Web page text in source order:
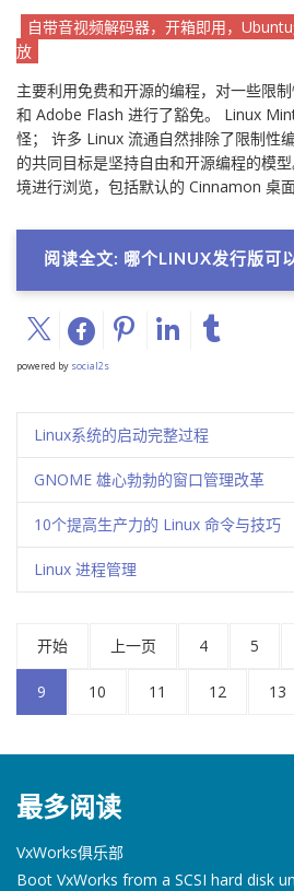
自带音视频解码器，开箱即用，
放
主要利用免费和开源的编程，对一些限
和 Adobe Flash 进行了豁免。 Linux
怪； 许多 Linux 流通自然排除了限制性
的共同目标是坚持自由和开源编程的模
境进行浏览，包括默认的 Cinnamon 桌
阅读全文: 哪个LINUX发行版可
powered by social2s
Linux系统的启动完整过程
GNOME 雄心勃勃的窗口管理改革
10个提高生产力的 Linux 命令与技巧
Linux 进程管理
开始 上一页 4 5
9 10 11 12 13
最多阅读
VxWorks俱乐部
Boot VxWorks from a SCSI hard disk